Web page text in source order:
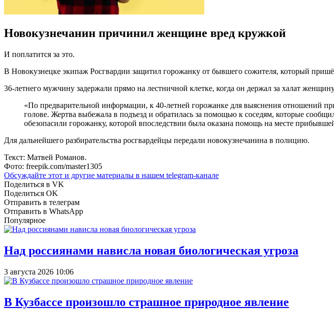
Новокузнечанин причинил женщине вред кружкой
И поплатится за это.
В Новокузнецке экипаж Росгвардии защитил горожанку от бывшего сожителя, который
36-летнего мужчину задержали прямо на лестничной клетке, когда он держал за халат
«По предварительной информации, к 40-летней горожанке для выяснения отношений
голове. Жертва выбежала в подъезд и обратилась за помощью к соседям, которые
обезопасили горожанку, которой впоследствии была оказана помощь на месте
Для дальнейшего разбирательства росгвардейцы передали новокузнечанина в полицию.
Текст: Матвей Романов.
Фото: freepik.com/master1305
Обсуждайте этот и другие материалы в нашем telegram-канале
Поделиться в VK
Поделиться OK
Отправить в телеграм
Отправить в WhatsApp
Популярное
Над россиянами нависла новая биологическая угроза
3 августа 2026 10:06
В Кузбассе произошло страшное природное явление